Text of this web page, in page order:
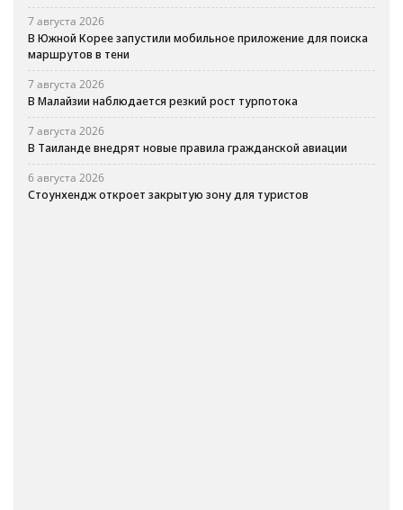
7 августа 2026
В Южной Корее запустили мобильное приложение для поиска
маршрутов в тени
7 августа 2026
В Малайзии наблюдается резкий рост турпотока
7 августа 2026
В Таиланде внедрят новые правила гражданской авиации
6 августа 2026
Стоунхендж откроет закрытую зону для туристов